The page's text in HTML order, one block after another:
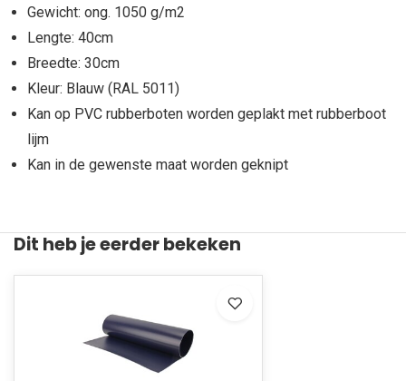
Gewicht: ong. 1050 g/m2
Lengte: 40cm
Breedte: 30cm
Kleur: Blauw (RAL 5011)
Kan op PVC rubberboten worden geplakt met rubberboot
lijm
Kan in de gewenste maat worden geknipt
Dit heb je eerder bekeken